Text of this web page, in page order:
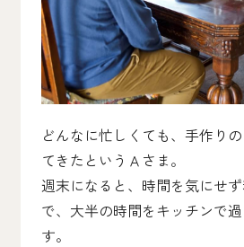
どんなに忙しくても、手作り
てきたというＡさま。
週末になると、時間を気にせ
で、大半の時間をキッチンで
す。